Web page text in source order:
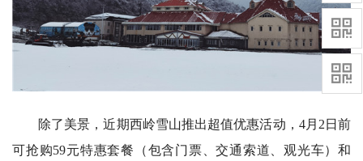
除了美景，近期西岭雪山推出超值优惠活动，4月2日前
可抢购59元特惠套餐（包含门票、交通索道、观光车）和